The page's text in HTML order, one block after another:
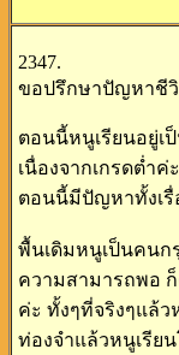
2347.
ขอปรึกษาปัญหาชี
ตอนนี้หนูเรียนอยู่
เนื่องจากเกรดต่ำค่ะ
ตอนนี้มีปัญหาทั้งเรื่
พื้นเดิมหนูเป็นคน
ความสามารถพอ
ค่ะ ทั้งๆที่จริงๆแล้
ท่องจำแล้วหนูเรีย